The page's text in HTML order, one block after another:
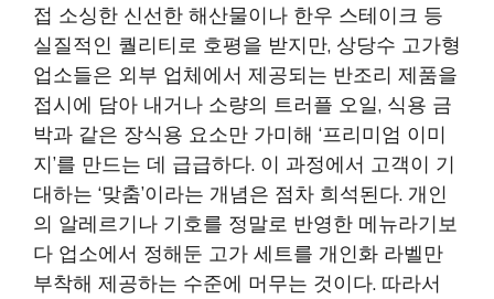
접 소싱한 신선한 해산물이나 한우 스테이크 등
실질적인 퀄리티로 호평을 받지만, 상당수 고가형
업소들은 외부 업체에서 제공되는 반조리 제품을
접시에 담아 내거나 소량의 트러플 오일, 식용 금
박과 같은 장식용 요소만 가미해 ‘프리미엄 이미
지’를 만드는 데 급급하다. 이 과정에서 고객이 기
대하는 ‘맞춤’이라는 개념은 점차 희석된다. 개인
의 알레르기나 기호를 정말로 반영한 메뉴라기보
다 업소에서 정해둔 고가 세트를 개인화 라벨만
부착해 제공하는 수준에 머무는 것이다. 따라서